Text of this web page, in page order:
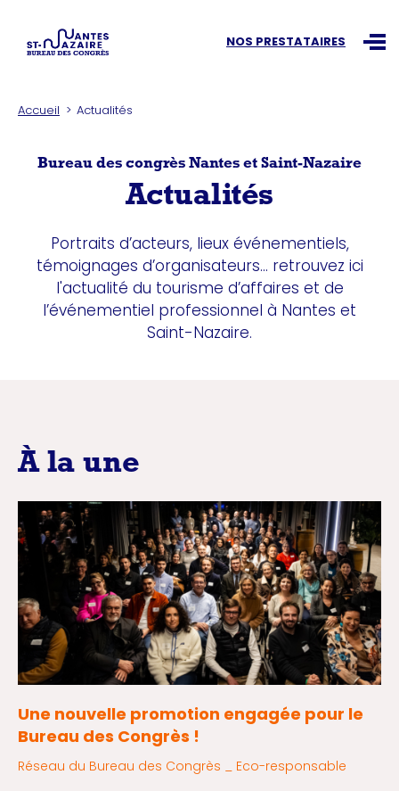
NOS PRESTATAIRES
Accueil Actualités
Bureau des congrès Nantes et Saint-Nazaire
Actualités
Portraits d’acteurs, lieux événementiels,
témoignages d’organisateurs... retrouvez ici
l'actualité du tourisme d’affaires et de
l’événementiel professionnel à Nantes et
Saint-Nazaire.
À la une
Une nouvelle promotion engagée pour le
Bureau des Congrès !
Réseau du Bureau des Congrès _ Eco-responsable